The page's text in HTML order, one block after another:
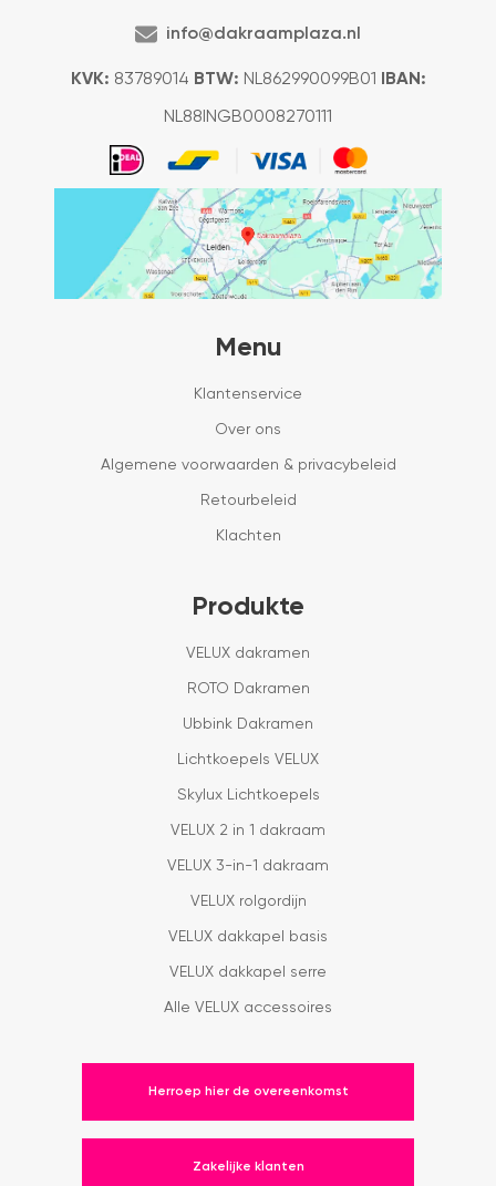
info@dakraamplaza.nl
KVK: 83789014 BTW: NL862990099B01 IBAN:
NL88INGB0008270111
Menu
Klantenservice
Over ons
Algemene voorwaarden & privacybeleid
Retourbeleid
Klachten
Produkte
VELUX dakramen
ROTO Dakramen
Ubbink Dakramen
Lichtkoepels VELUX
Skylux Lichtkoepels
VELUX 2 in 1 dakraam
VELUX 3-in-1 dakraam
VELUX rolgordijn
VELUX dakkapel basis
VELUX dakkapel serre
Alle VELUX accessoires
Herroep hier de overeenkomst
Zakelijke klanten